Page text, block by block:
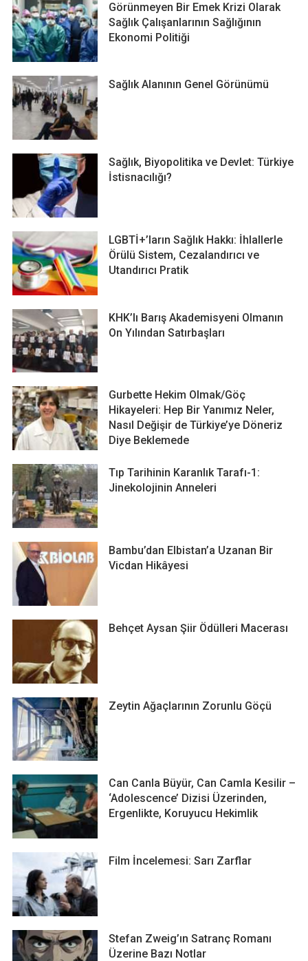
Görünmeyen Bir Emek Krizi Olarak
Sağlık Çalışanlarının Sağlığının
Ekonomi Politiği
Sağlık Alanının Genel Görünümü
Sağlık, Biyopolitika ve Devlet: Türkiye
İstisnacılığı?
LGBTİ+’ların Sağlık Hakkı: İhlallerle
Örülü Sistem, Cezalandırıcı ve
Utandırıcı Pratik
KHK’lı Barış Akademisyeni Olmanın
On Yılından Satırbaşları
Gurbette Hekim Olmak/Göç
Hikayeleri: Hep Bir Yanımız Neler,
Nasıl Değişir de Türkiye’ye Döneriz
Diye Beklemede
Tıp Tarihinin Karanlık Tarafı-1:
Jinekolojinin Anneleri
Bambu’dan Elbistan’a Uzanan Bir
Vicdan Hikâyesi
Behçet Aysan Şiir Ödülleri Macerası
Zeytin Ağaçlarının Zorunlu Göçü
Can Canla Büyür, Can Camla Kesilir –
‘Adolescence’ Dizisi Üzerinden,
Ergenlikte, Koruyucu Hekimlik
Film İncelemesi: Sarı Zarflar
Stefan Zweig’ın Satranç Romanı
Üzerine Bazı Notlar